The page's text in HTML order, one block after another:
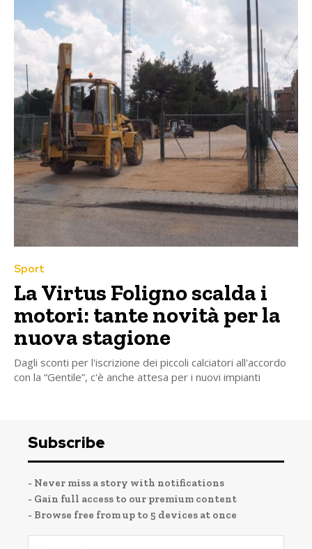
Sport
La Virtus Foligno scalda i
motori: tante novità per la
nuova stagione
Dagli sconti per l'iscrizione dei piccoli calciatori all'accordo
con la “Gentile”, c'è anche attesa per i nuovi impianti
Subscribe
- Never miss a story with notifications
- Gain full access to our premium content
- Browse free from up to 5 devices at once